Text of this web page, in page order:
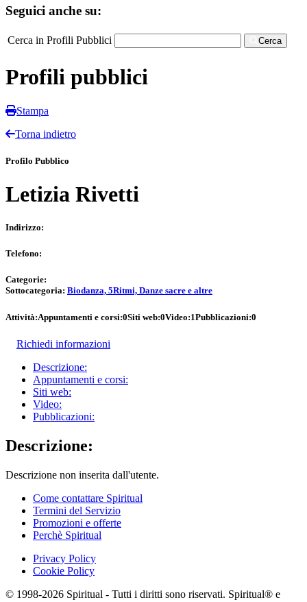
Seguici anche su:
Cerca in Profili Pubblici Cerca
Profili pubblici
Stampa
Torna indietro
Profilo Pubblico
Letizia Rivetti
Indirizzo:
Telefono:
Categorie:
Sottocategoria: Biodanza, 5Ritmi, Danze sacre e altre
Attività:Appuntamenti e corsi:0Siti web:0Video:1Pubblicazioni:0
Richiedi informazioni
Descrizione:
Appuntamenti e corsi:
Siti web:
Video:
Pubblicazioni:
Descrizione:
Descrizione non inserita dall'utente.
Come contattare Spiritual
Termini del Servizio
Promozioni e offerte
Perchè Spiritual
Privacy Policy
Cookie Policy
© 1998-2026 Spiritual - Tutti i diritti sono riservati. Spiritual® e